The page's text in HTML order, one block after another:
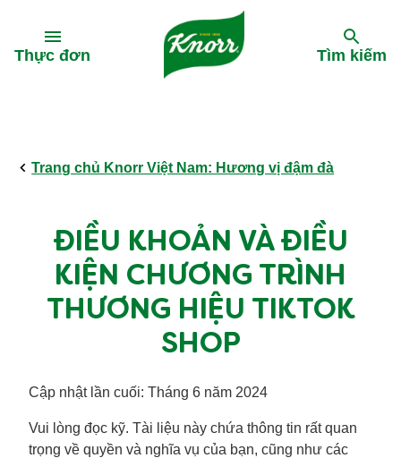
Thực đơn
Toàn bộ món
Công thức từ KOL
Món nổi bật
Toàn bộ sản phẩm
Thăm Nông trại heo sạch chuẩn Vietgap
Thăm Nông trại Nấm Organic
Tất cả bài viết
Tìm kiếm
Trang chủ Knorr Việt Nam: Hương vị đậm đà
ĐIỀU KHOẢN VÀ ĐIỀU
KIỆN CHƯƠNG TRÌNH
THƯƠNG HIỆU TIKTOK
SHOP
Cập nhật lần cuối: Tháng 6 năm 2024
Vui lòng đọc kỹ. Tài liệu này chứa thông tin rất quan
trọng về quyền và nghĩa vụ của bạn, cũng như các